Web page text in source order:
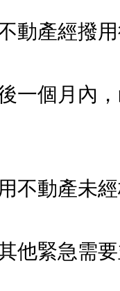
產經撥用
一個月內
動產未經
他緊急需